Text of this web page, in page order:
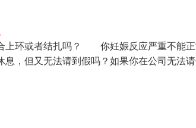
上环或者结扎吗？ 你妊娠反应严重不
但又无法请到假吗？如果你在公司无法